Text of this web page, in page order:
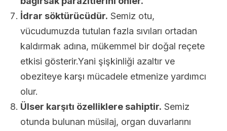
İdrar söktürücüdür. Semiz otu,
vücudumuzda tutulan fazla sıvıları ortadan
kaldırmak adına, mükemmel bir doğal reçete
etkisi gösterir.Yani şişkinliği azaltır ve
obeziteye karşı mücadele etmenize yardımcı
olur.
Ülser karşıtı özelliklere sahiptir. Semiz
otunda bulunan müsilaj, organ duvarlarını